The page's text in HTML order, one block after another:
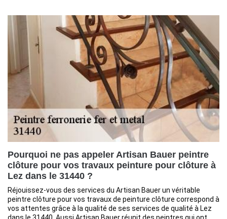
Pourquoi ne pas appeler Artisan Bauer peintre
clôture pour vos travaux peinture pour clôture à
Lez dans le 31440 ?
Réjouissez-vous des services du Artisan Bauer un véritable
peintre clôture pour vos travaux de peinture clôture correspond à
vos attentes grâce à la qualité de ses services de qualité à Lez